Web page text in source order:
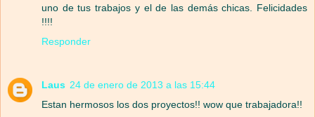
uno de tus trabajos y el de las demás chicas. Felicidades
!!!!
Responder
Laus 24 de enero de 2013 a las 15:44
Estan hermosos los dos proyectos!! wow que trabajadora!!